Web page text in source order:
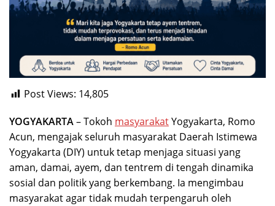
Post Views: 14,805
YOGYAKARTA– Tokoh masyarakatYogyakarta, Romo
Acun, mengajak seluruh masyarakat Daerah Istimewa
Yogyakarta (DIY) untuk tetap menjaga situasi yang
aman, damai, ayem, dan tentrem di tengah dinamika
sosial dan politik yang berkembang. Ia mengimbau
masyarakat agar tidak mudah terpengaruh oleh